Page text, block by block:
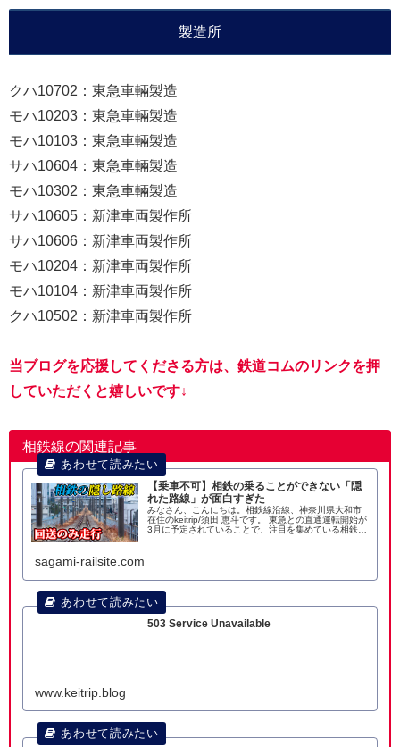
製造所
クハ10702：東急車輛製造
モハ10203：東急車輛製造
モハ10103：東急車輛製造
サハ10604：東急車輛製造
モハ10302：東急車輛製造
サハ10605：新津車両製作所
サハ10606：新津車両製作所
モハ10204：新津車両製作所
モハ10104：新津車両製作所
クハ10502：新津車両製作所
当ブログを応援してくださる方は、鉄道コムのリンクを押
していただくと嬉しいです↓
相鉄線の関連記事
【乗車不可】相鉄の乗ることができない「隠
れた路線」が面白すぎた
みなさん、こんにちは。相鉄線沿線、神奈川県大和市
在住のkeitrip/須田 恵斗です。 東急との直通運転開始が
3月に予定されていることで、注目を集めている相鉄。
sagami-railsite.com
503 Service Unavailable
www.keitrip.blog